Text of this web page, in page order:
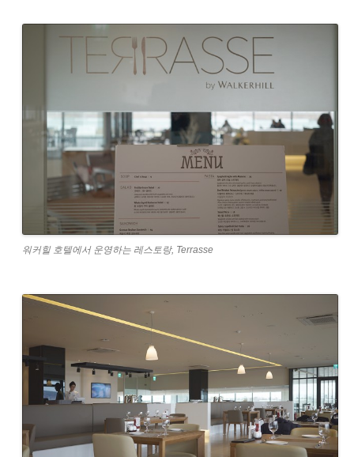
워커힐 호텔에서 운영하는 레스토랑, Terrasse